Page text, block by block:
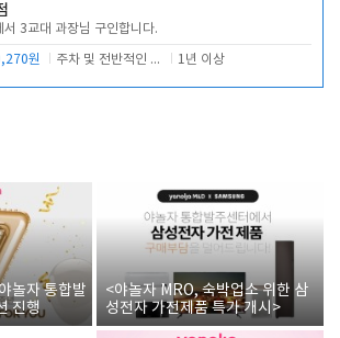
3교대 과장님 구인합니다.
원 주차 및 전반적인 당번업무 1년 이상
놀자 통합발
진행
<야놀자 MRO, 숙박업소 위한 삼
성전자 가전제품 특가 개시>